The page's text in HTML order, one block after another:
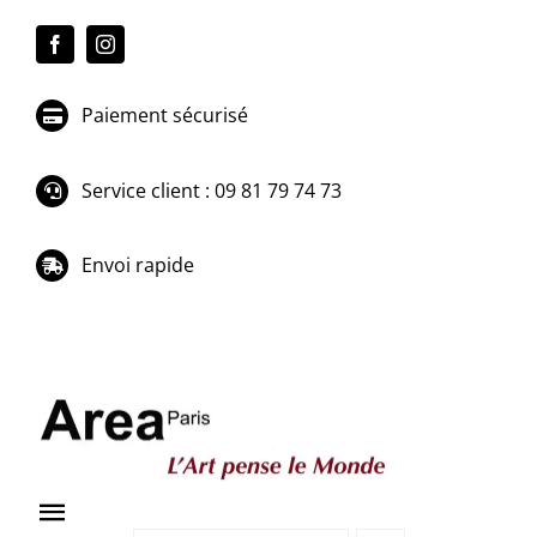
Paiement sécurisé
Service client : 09 81 79 74 73
Envoi rapide